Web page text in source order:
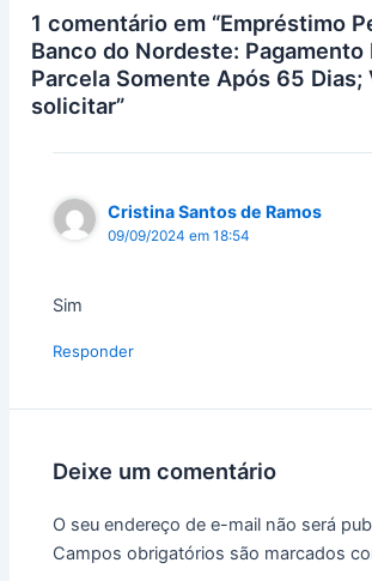
1 comentário em “Empréstimo
Banco do Nordeste: Pagamento
Parcela Somente Após 65 Dias;
solicitar”
Cristina Santos de Ramos
09/09/2024 em 18:54
Sim
Responder
Deixe um comentário
O seu endereço de e-mail não será
Campos obrigatórios são marcados